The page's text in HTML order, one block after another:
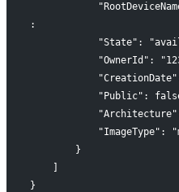
:
"State":
"OwnerId":
"Public":
"ImageType":
        }
}